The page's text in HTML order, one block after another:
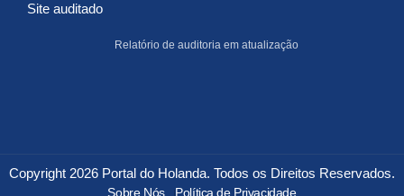
Site auditado
Relatório de auditoria em atualização
Copyright 2026 Portal do Holanda. Todos os Direitos Reservados.
Sobre Nós Política de Privacidade